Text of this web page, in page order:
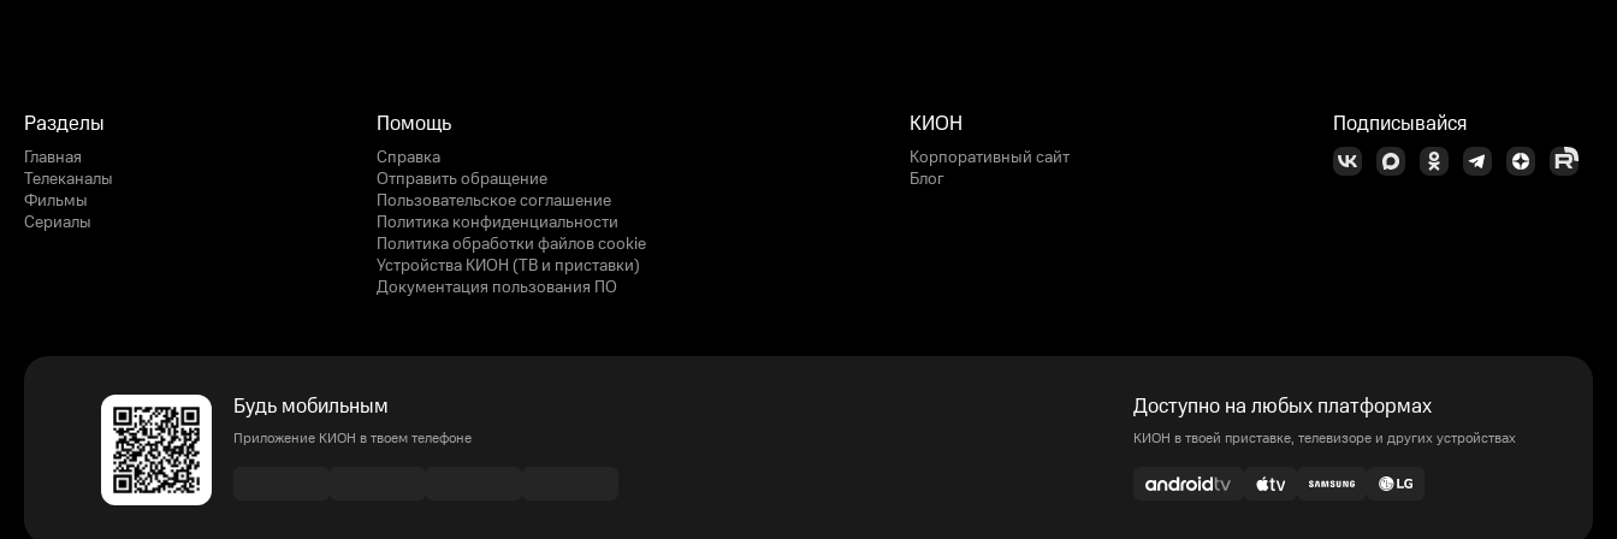
Разделы
Главная
Телеканалы
Фильмы
Сериалы
Помощь
Справка
Отправить обращение
Пользовательское соглашение
Политика конфиденциальности
Политика обработки файлов cookie
Устройства КИОН (ТВ и приставки)
Документация пользования ПО
КИОН
Корпоративный сайт
Блог
Подписывайся
Будь мобильным
Приложение КИОН в твоем телефоне
Доступно на любых платформах
КИОН в твоей приставке, телевизоре и других устройствах